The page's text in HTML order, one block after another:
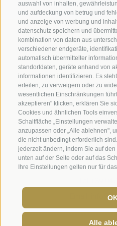
auswahl von inhalten,
und aufdeckung von betrug und
und anzeige von werbung und
datenschutz speichern und
kombination von daten aus
verschiedener endgeräte,
automatisch übermittelter
standortdaten, geräte anhand von
informationen identifizieren. Es
erteilen, zu verweigern oder zu
wesentlichen Einschränkungen
akzeptieren" klicken, erklären Sie
Cookies und ähnlichen Tools
Schaltfläche „Einstellungen
anzupassen oder „Alle ablehnen",
die nicht unbedingt erforderlich
jederzeit ändern, indem Sie auf
unten auf der Seite oder auf das
Ihre Einstellungen gelten nur für
Alle
39024
Italien
Museumsleitung
Tel.+39
Email:
Email: